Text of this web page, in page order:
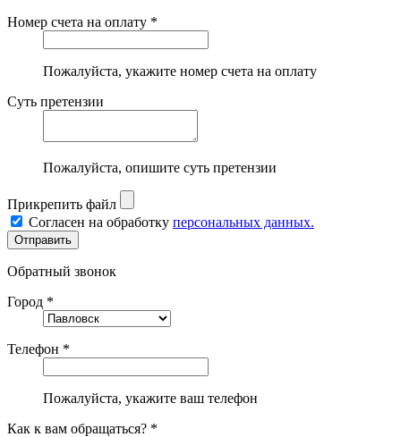
Номер счета на оплату *
Пожалуйста, укажите номер счета на оплату
Суть претензии
Пожалуйста, опишите суть претензии
Прикрепить файл
Согласен на обработку персональных данных.
Обратный звонок
Город *
Телефон *
Пожалуйста, укажите ваш телефон
Как к вам обращаться? *